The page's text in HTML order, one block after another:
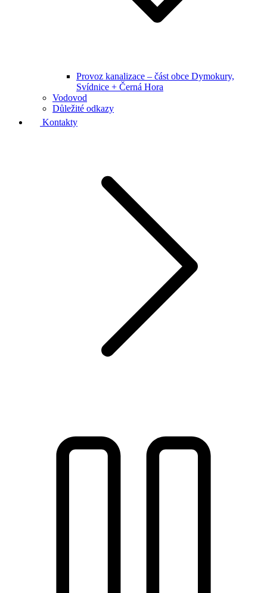
Provoz kanalizace – část obce Dymokury,
Svídnice + Černá Hora
Vodovod
Důležité odkazy
Kontakty